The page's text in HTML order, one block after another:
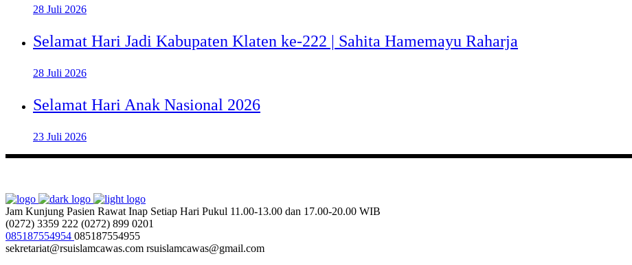
28 Juli 2026
Selamat Hari Jadi Kabupaten Klaten ke-222 | Sahita Hamemayu Raharja
28 Juli 2026
Selamat Hari Anak Nasional 2026
23 Juli 2026
Jam Kunjung Pasien Rawat Inap Setiap Hari Pukul 11.00-13.00 dan 17.00-20.00 WIB
(0272) 3359 222 (0272) 899 0201
085187554954 085187554955
sekretariat@rsuislamcawas.com rsuislamcawas@gmail.com